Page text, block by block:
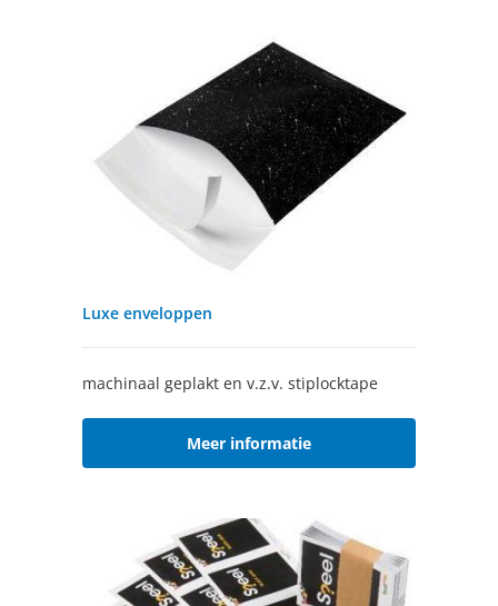
Luxe enveloppen
machinaal geplakt en v.z.v. stiplocktape
Meer informatie